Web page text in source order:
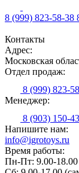
8 (999) 823-58-38
Контакты
Адрес:
Московская
Отдел продаж:
8 (999) 823-
Менеджер:
8 (903) 150-
Напишите нам:
info@igrotoys.ru
Время работы:
Пн-Пт: 9.00-18.00